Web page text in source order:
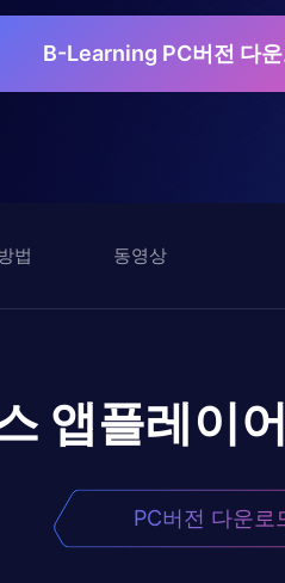
B-Learning PC버전 다
법 동영상
앱플레이
PC버전 다운로